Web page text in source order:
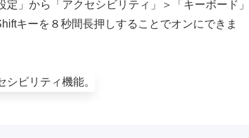
」から「アクセシビリティ」＞「キーボード」
キーを８秒間長押しすることでオンにできま